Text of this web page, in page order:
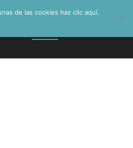
de las cookies haz clic aquí.